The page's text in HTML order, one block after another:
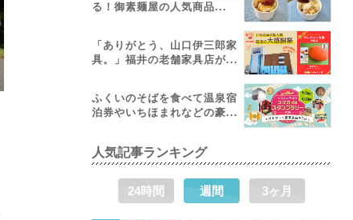
る！御素麺屋の人気商品...
「ありがとう、山口伊三郎家
具。」福井の老舗家具店が...
ふくいのそばを食べて温泉宿
泊券やいちほまれなどの豪...
人気記事ランキング
24時間 週間 3ヶ月